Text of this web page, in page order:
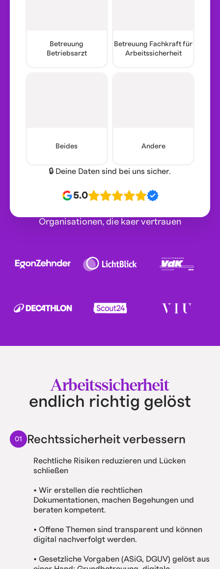
Betreuung
Betriebsarzt
Betreuung Fachkraft für
Arbeitssicherheit
Beides Andere
🔒 Deine Daten sind bei uns sicher.
5.0
Organisationen, die kaer vertrauen
Arbeitssicherheit
endlich richtig gelöst
01 Rechtssicherheit verbessern
Rechtliche Risiken reduzieren und Lücken
schließen
• Wir erstellen die rechtlichen
Dokumentationen, machen Begehungen und
beraten kompetent.
• Offene Themen sind transparent und können
digital nachverfolgt werden.
• Gesetzliche Vorgaben (ASiG, DGUV) gelöst aus